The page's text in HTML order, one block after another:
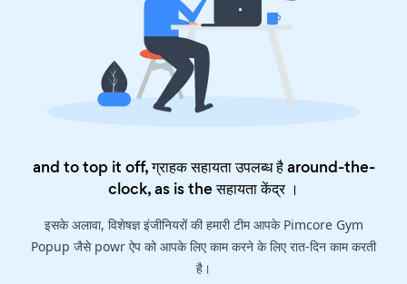
and to top it off, ग्राहक सहायता उपलब्ध है around-the-
clock, as is theसहायता केंद्र।
इसके अलावा, विशेषज्ञ इंजीनियरों की हमारी टीम आपके Pimcore Gym
Popup जैसे powr ऐप को आपके लिए काम करने के लिए रात-दिन काम करती
है।